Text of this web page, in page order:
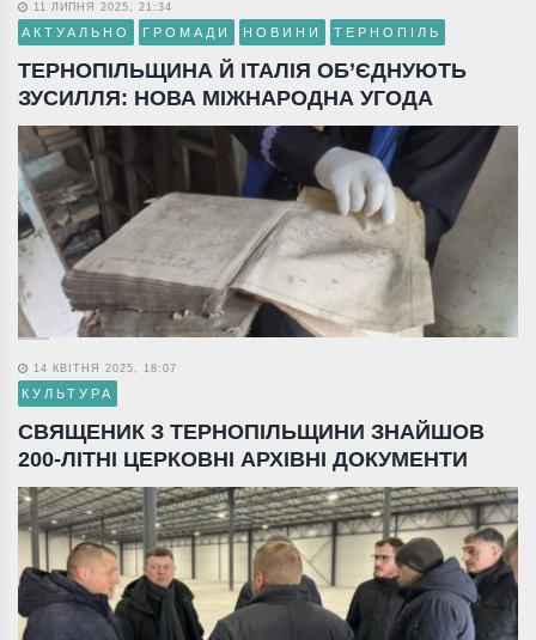
11 ЛИПНЯ 2025, 21:34
АКТУАЛЬНО ГРОМАДИ НОВИНИ ТЕРНОПІЛЬ
ТЕРНОПІЛЬЩИНА Й ІТАЛІЯ ОБ’ЄДНУЮТЬ
ЗУСИЛЛЯ: НОВА МІЖНАРОДНА УГОДА
14 КВІТНЯ 2025, 18:07
КУЛЬТУРА
СВЯЩЕНИК З ТЕРНОПІЛЬЩИНИ ЗНАЙШОВ
200-ЛІТНІ ЦЕРКОВНІ АРХІВНІ ДОКУМЕНТИ